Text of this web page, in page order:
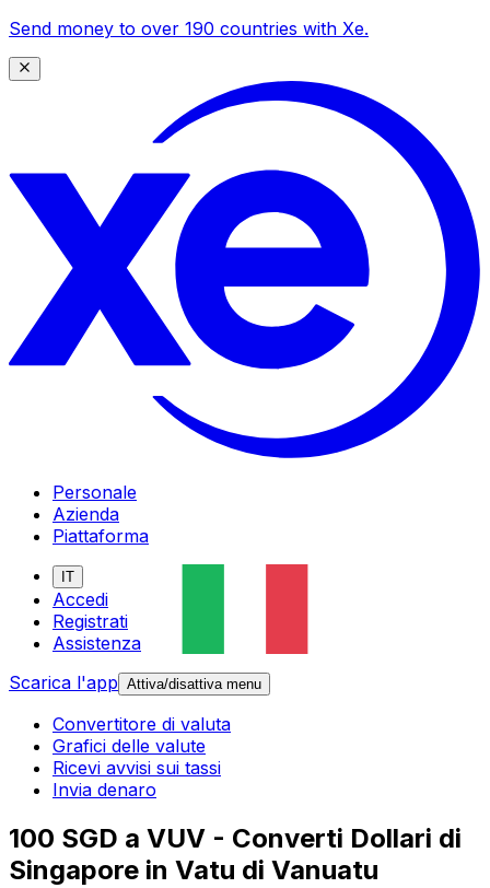
Send money to over 190 countries with Xe.
Personale
Azienda
Piattaforma
IT
Accedi
Registrati
Assistenza
Scarica l'app Attiva/disattiva menu
Convertitore di valuta
Grafici delle valute
Ricevi avvisi sui tassi
Invia denaro
100 SGD a VUV - Converti Dollari di
Singapore in Vatu di Vanuatu